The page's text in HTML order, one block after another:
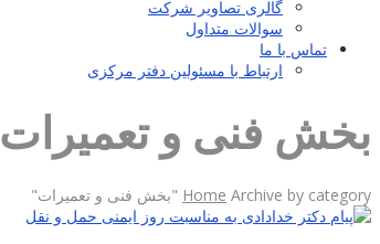
گالری تصاویر شرکت
سوالات متداول
تماس با ما
ارتباط با مسئولین دفتر مرکزی
بخش فنی و تعمیرات
Home Archive by category "بخش فنی و تعمیرات"